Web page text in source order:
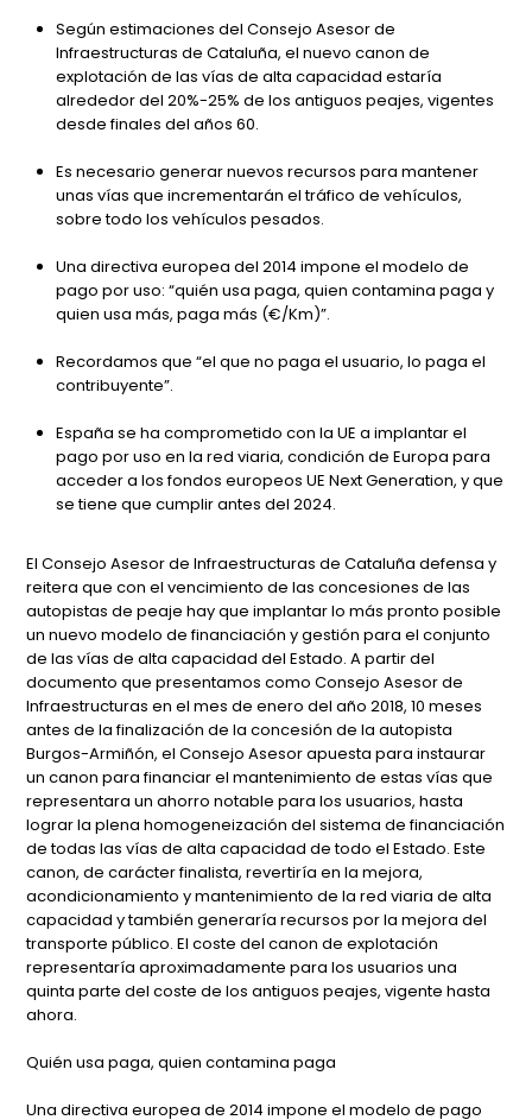
Según estimaciones del Consejo Asesor de
Infraestructuras de Cataluña, el nuevo canon de
explotación de las vías de alta capacidad estaría
alrededor del 20%-25% de los antiguos peajes, vigentes
desde finales del años 60.
Es necesario generar nuevos recursos para mantener
unas vías que incrementarán el tráfico de vehículos,
sobre todo los vehículos pesados.
Una directiva europea del 2014 impone el modelo de
pago por uso: “quién usa paga, quien contamina paga y
quien usa más, paga más (€/Km)”.
Recordamos que “el que no paga el usuario, lo paga el
contribuyente”.
España se ha comprometido con la UE a implantar el
pago por uso en la red viaria, condición de Europa para
acceder a los fondos europeos UE Next Generation, y que
se tiene que cumplir antes del 2024.
El Consejo Asesor de Infraestructuras de Cataluña defensa y
reitera que con el vencimiento de las concesiones de las
autopistas de peaje hay que implantar lo más pronto posible
un nuevo modelo de financiación y gestión para el conjunto
de las vías de alta capacidad del Estado. A partir del
documento que presentamos como Consejo Asesor de
Infraestructuras en el mes de enero del año 2018, 10 meses
antes de la finalización de la concesión de la autopista
Burgos-Armiñón, el Consejo Asesor apuesta para instaurar
un canon para financiar el mantenimiento de estas vías que
representara un ahorro notable para los usuarios, hasta
lograr la plena homogeneización del sistema de financiación
de todas las vías de alta capacidad de todo el Estado. Este
canon, de carácter finalista, revertiría en la mejora,
acondicionamiento y mantenimiento de la red viaria de alta
capacidad y también generaría recursos por la mejora del
transporte público. El coste del canon de explotación
representaría aproximadamente para los usuarios una
quinta parte del coste de los antiguos peajes, vigente hasta
ahora.
Quién usa paga, quien contamina paga
Una directiva europea de 2014 impone el modelo de pago